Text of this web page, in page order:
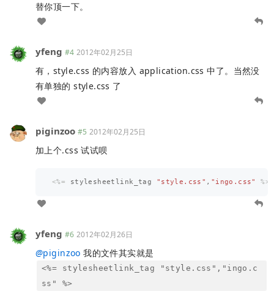
替你顶一下。
yfeng #4 2012年02月25日
有，style.css 的内容放入 application.css 中了。当然没
有单独的 style.css 了
piginzoo #5 2012年02月25日
加上个.css 试试呗
<%= stylesheetlink_tag "style.css" , "ingo.css" %>
yfeng #6 2012年02月26日
@piginzoo 我的文件其实就是
<%= stylesheetlink_tag "style.css","ingo.c
ss" %>